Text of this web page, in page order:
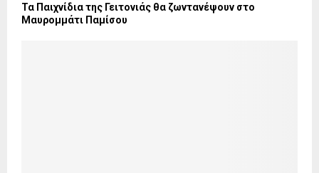
Τα Παιχνίδια της Γειτονιάς θα ζωντανέψουν στο
Μαυρομμάτι Παμίσου